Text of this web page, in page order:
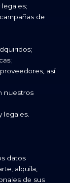
de
así
nuestros
legales.
datos
alquila,
de sus